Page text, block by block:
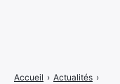
Accueil › Actualités ›